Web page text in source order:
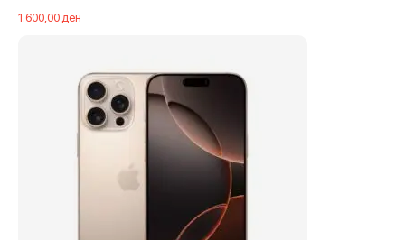
1.600,00ден